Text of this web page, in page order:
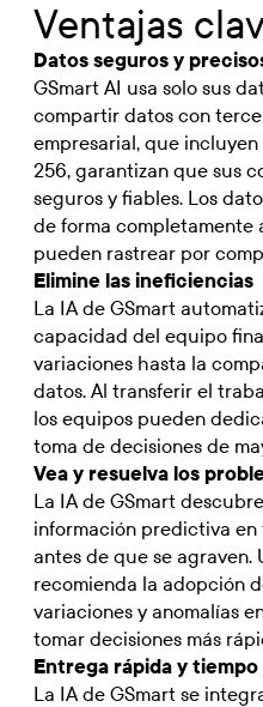
Ventajas
Datos seguros y
GSmart AI usa solo sus
compartir datos con
empresarial, que
256, garantizan que sus
seguros y fiables. Los
de forma completamente
pueden rastrear por
Elimine las ineficiencias
La IA de GSmart
capacidad del equipo
variaciones hasta la
datos. Al transferir el
los equipos pueden
toma de decisiones de
Vea y resuelva los
La IA de GSmart
información predictiva
antes de que se
recomienda la adopción
variaciones y anomalías
tomar decisiones más
Entrega rápida y
La IA de GSmart se